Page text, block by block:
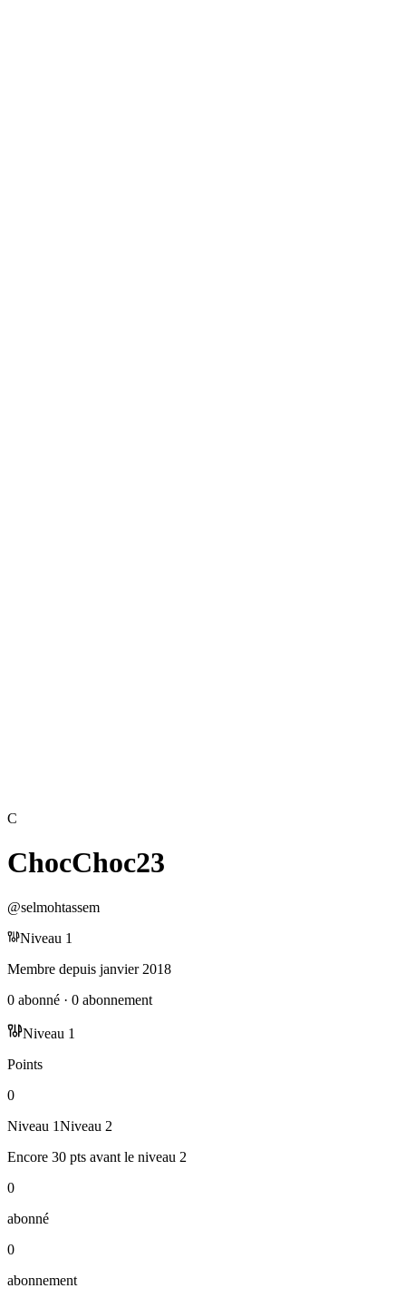
C
ChocChoc23
@selmohtassem
Niveau 1
Membre depuis janvier 2018
0 abonné · 0 abonnement
Niveau 1
Points
0
Niveau 1Niveau 2
Encore 30 pts avant le niveau 2
0
abonné
0
abonnement